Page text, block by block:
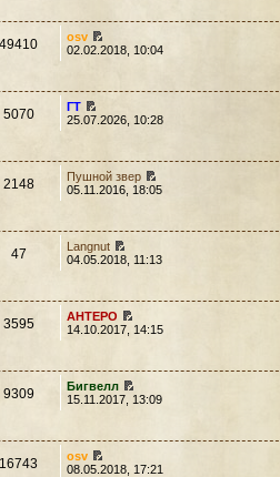
49410
osv
02.02.2018, 10:04
5070
ГТ
25.07.2026, 10:28
2148
Пушной звер
05.11.2016, 18:05
47
Langnut
04.05.2018, 11:13
3595
AHTEPO
14.10.2017, 14:15
9309
Бигвелл
15.11.2017, 13:09
16743
osv
08.05.2018, 17:21